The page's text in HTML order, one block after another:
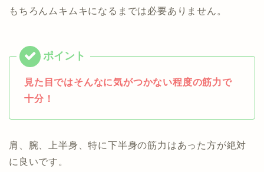
もちろんムキムキになるまでは必要ありません。
見た目ではそんなに気がつかない程度の筋力で
十分！
肩、腕、上半身、特に下半身の筋力はあった方が絶対
に良いです。